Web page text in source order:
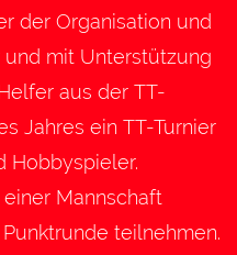
der Organisation und
mit Unterstützung
aus der TT-
Jahres ein TT-Turnier
Hobbyspieler.
Mannschaft
teilnehmen.